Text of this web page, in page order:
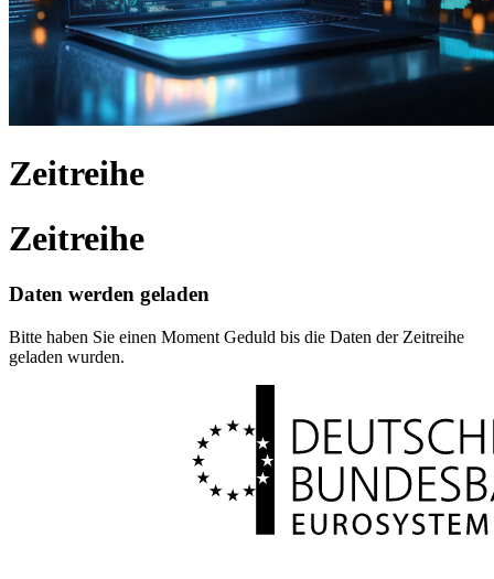
Zeitreihe
Zeitreihe
Daten werden geladen
Bitte haben Sie einen Moment Geduld bis die Daten der Zeitreihe
geladen wurden.